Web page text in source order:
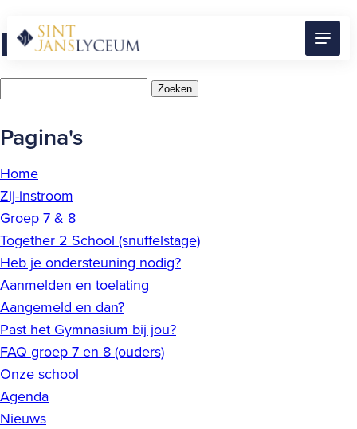
hoofdinhoud
Home
Latest Posts
Pagina's
Home
Zij-instroom
Groep 7 & 8
Together 2 School (snuffelstage)
Heb je ondersteuning nodig?
Aanmelden en toelating
Aangemeld en dan?
Past het Gymnasium bij jou?
FAQ groep 7 en 8 (ouders)
Onze school
Agenda
Nieuws